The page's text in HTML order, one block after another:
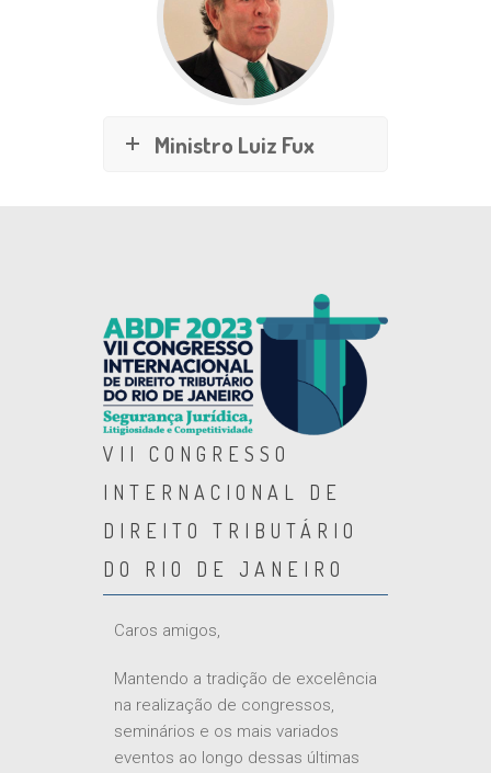
Ministro Luiz Fux
VII CONGRESSO
INTERNACIONAL DE
DIREITO TRIBUTÁRIO
DO RIO DE JANEIRO
Caros amigos,
Mantendo a tradição de excelência
na realização de congressos,
seminários e os mais variados
eventos ao longo dessas últimas